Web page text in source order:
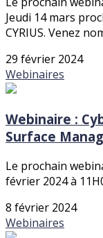
Jeudi 14 mars
CYRIUS. Venez
29 février 2024
Webinaires
Webinaire :
Surface
Le prochain
février 2024 à
8 février 2024
Webinaires